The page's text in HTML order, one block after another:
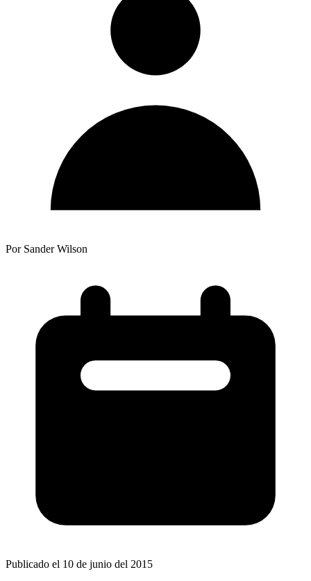
Por Sander Wilson
Publicado el 10 de junio del 2015